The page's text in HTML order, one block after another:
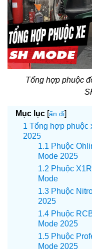
Tổng hợp phuộc
Mục lục [ẩn đi]
Tổng hợp phuộc
2025
Phuộc
Mode 2025
Phuộc
Mode
Phuộc
2025
Phuộc
Mode 2025
Phuộc
Mode 2025